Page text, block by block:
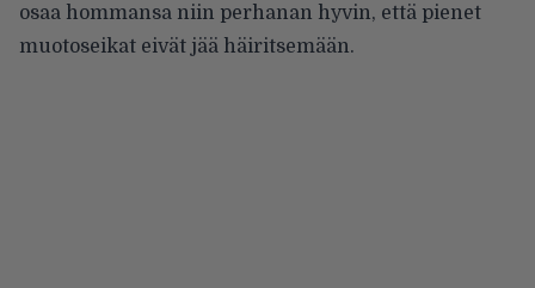
osaa hommansa niin perhanan hyvin, että pienet
muotoseikat eivät jää häiritsemään.